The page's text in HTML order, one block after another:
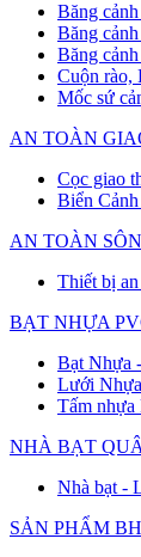
Băng
Băng
Băng
Cuộn rào,
Mốc sứ
AN TOÀN
Cọc giao
Biển
AN TOÀN
Thiết bị
BẠT NHỰA
Bạt Nhựa
Lưới
Tấm
NHÀ BẠT
Nhà bạt -
SẢN PHẨM